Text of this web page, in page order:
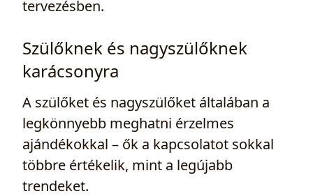
tervezésben.
Szülőknek és nagyszülőknek
karácsonyra
A szülőket és nagyszülőket általában a
legkönnyebb meghatni érzelmes
ajándékokkal – ők a kapcsolatot sokkal
többre értékelik, mint a legújabb
trendeket.